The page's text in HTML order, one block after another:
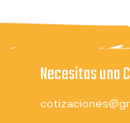
Necesitas una